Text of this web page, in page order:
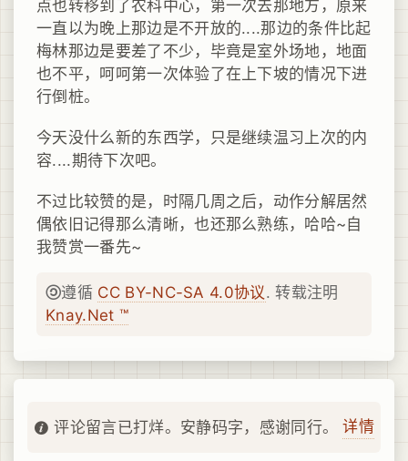
点也转移到了农科中心，第一次去那地方，原来
一直以为晚上那边是不开放的....那边的条件比起
梅林那边是要差了不少，毕竟是室外场地，地面
也不平，呵呵第一次体验了在上下坡的情况下进
行倒桩。
今天没什么新的东西学，只是继续温习上次的内
容....期待下次吧。
不过比较赞的是，时隔几周之后，动作分解居然
偶依旧记得那么清晰，也还那么熟练，哈哈~自
我赞赏一番先~
遵循 CC BY-NC-SA 4.0协议. 转载注明
Knay.Net ™
评论留言已打烊。安静码字，感谢同行。 详情